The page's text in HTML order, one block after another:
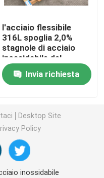
inossidabile
301
di precisione
l'acciaio flessibile
316L spoglia 2,0%
stagnole di acciaio
inossidabile del
molibdeno e la striscia
0.2*33.8Invia richiesta
Desktop Site
Policy
inossidabile